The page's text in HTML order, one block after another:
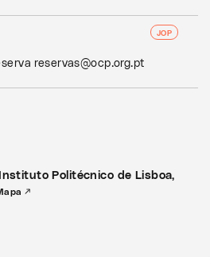
JOP
reservas@ocp.org.pt
Politécnico de Lisboa,
↗